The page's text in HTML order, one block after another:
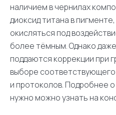
наличием в чернилах
диоксид титана в
окисляться под
более тёмным. Однако
поддаются коррекции при
выборе
и протоколов. Подробнее
нужно можно узнать на